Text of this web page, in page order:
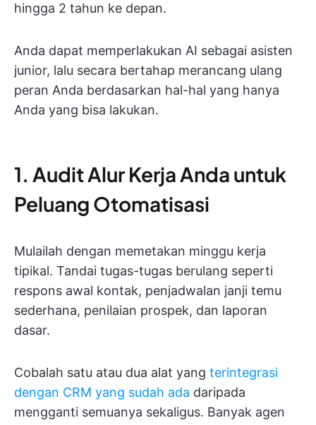
hingga 2 tahun ke depan.
Anda dapat memperlakukan AI sebagai asisten
junior, lalu secara bertahap merancang ulang
peran Anda berdasarkan hal-hal yang hanya
Anda yang bisa lakukan.
1. Audit Alur Kerja Anda untuk
Peluang Otomatisasi
Mulailah dengan memetakan minggu kerja
tipikal. Tandai tugas-tugas berulang seperti
respons awal kontak, penjadwalan janji temu
sederhana, penilaian prospek, dan laporan
dasar.
Cobalah satu atau dua alat yang terintegrasi
dengan CRM yang sudah ada daripada
mengganti semuanya sekaligus. Banyak agen